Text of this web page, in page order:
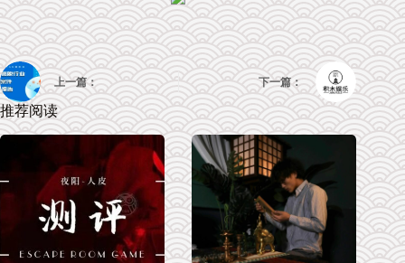
上一篇： 下一篇：
推荐阅读